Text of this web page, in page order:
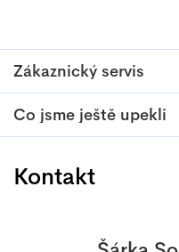
Zákaznický servis
Co jsme ještě upekli
Kontakt